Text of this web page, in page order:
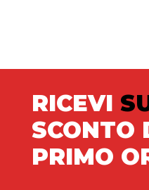
RICEVI
SCONTO
PRIMO